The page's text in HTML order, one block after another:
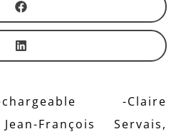
-Claire
François Servais,